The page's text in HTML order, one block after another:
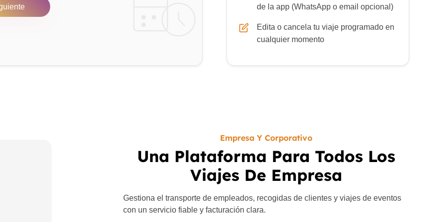
de la app (WhatsApp o email opcional)
Edita o cancela tu viaje programado en
cualquier momento
Empresa Y Corporativo
Una Plataforma Para Todos Los
Viajes De Empresa
Gestiona el transporte de empleados, recogidas de clientes y viajes de eventos
con un servicio fiable y facturación clara.